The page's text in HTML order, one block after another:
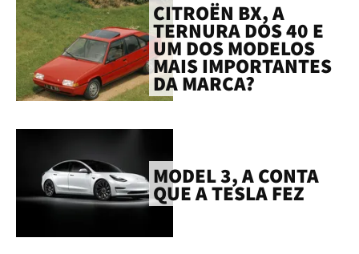
CITROËN BX, A
TERNURA DOS 40 E
UM DOS MODELOS
MAIS IMPORTANTES
DA MARCA?
MODEL 3, A CONTA
QUE A TESLA FEZ